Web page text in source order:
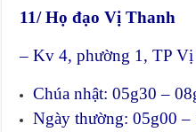
11/ Họ đạo Vị Thanh
– Kv 4, phường 1, TP
Chúa nhật: 05g30 –
Ngày thường: 05g00 –